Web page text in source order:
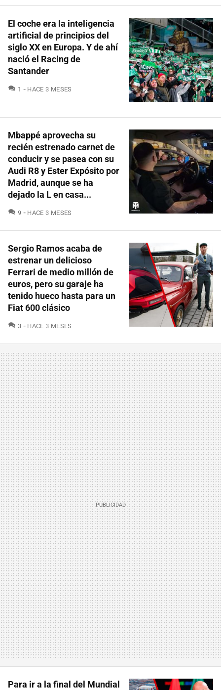
El coche era la inteligencia
artificial de principios del
siglo XX en Europa. Y de ahí
nació el Racing de
Santander
1 COMENTARIOS
HACE 3 MESES
Mbappé aprovecha su
recién estrenado carnet de
conducir y se pasea con su
Audi R8 y Ester Expósito por
Madrid, aunque se ha
dejado la L en casa...
9 COMENTARIOS
HACE 3 MESES
Sergio Ramos acaba de
estrenar un delicioso
Ferrari de medio millón de
euros, pero su garaje ha
tenido hueco hasta para un
Fiat 600 clásico
3 COMENTARIOS
HACE 3 MESES
Para ir a la final del Mundial